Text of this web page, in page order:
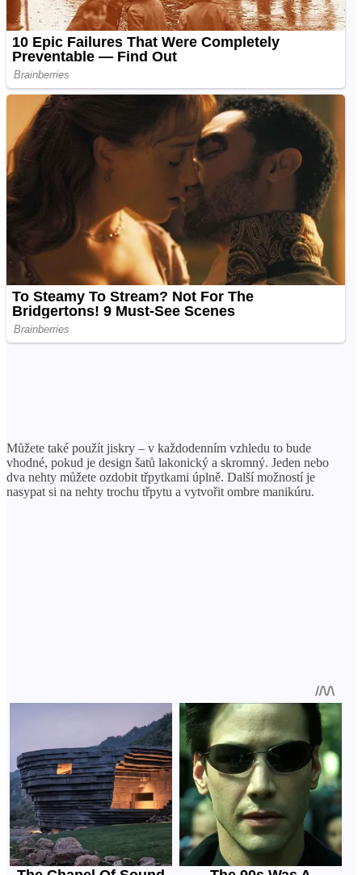
Můžete také použít jiskry – v každodenním vzhledu to bude
vhodné, pokud je design šatů lakonický a skromný. Jeden nebo
dva nehty můžete ozdobit třpytkami úplně. Další možností je
nasypat si na nehty trochu třpytu a vytvořit ombre manikúru.